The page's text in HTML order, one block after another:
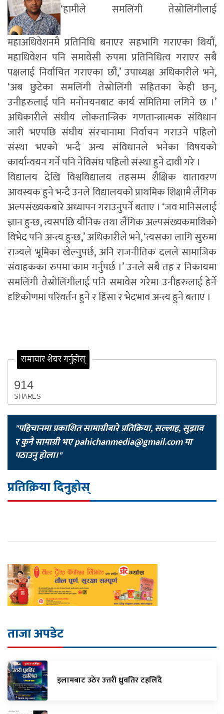
‘हामीले समलिंगी तेस्रोलिंगीलाई
महाअधिवेशनमै प्रतिनिधि बनाएर सहभागि गराएका थियौं,
महाधिवेशन पनि समावेसी रुपमा प्रतिनिधित्व गराएर सबै
पक्षलाई निर्वाचित गराएका छौं,’ उपाध्यक्ष अधिकारीले भने,
‘अब छुटेका समलिंगी तेस्रोलिंगी सहितका केही छन्,
उनीहरुलाई पनि मनोनयनबाट कार्य समितिमा लगिने छ ।’
अधिकारीले संघीय लोकतान्त्रिक गणतान्त्रात्मक संविधान
जारी भएपछि संघीय संरचानामा निर्वाचन गराउने पहिलो
संस्था भएको भन्दै अन्य संविधानले भनेका विषयको
कार्यान्वयन गर्ने पनि नेविसंघ पहिलो संस्था हुने दावी गरे ।
विद्यालय देखि विश्वविद्यालय तहसम्म शैक्षिक वातावरण
आवस्यक हुने भन्दै उनले विद्यालयको प्राथमिक शिक्षामै लैंगिक
अल्पसंख्यकबारे अध्यापन गराउनुपर्ने बताए । ‘जव मानिसलाई
ज्ञान हुन्छ, त्यसपछि यौनिक तथा लैंगिक अल्पसंख्यकमाथिको
विभेद पनि अन्त्य हुन्छ,’ अधिकारीले भने, ‘त्यसका लागि सुरुमा
राज्यले भूमिका खेल्नुपर्छ, अनि राजनीतिक दलले सामाजिक
संवाहकका रुपमा काम गर्नुपर्छ ।’ उनले सबै तह र निकायमा
समलिंगी तेस्रोलिंगीलाई पनि समावेस गरेमा उनीहरुलाई हेर्ने
दृष्टिकोणमा परिवर्तन हुने र हिंसा र भेदभाव अन्त्य हुने बताए ।
समाचार शेयर गर्नुहोस्
914
SHARES
"पहिचानमा प्रकाशित सामाग्रीबारे प्रतिक्रिया, सल्लाह, सुझाव
र कुनै सामाग्री भएpahichanmedia@gmail.comमा
पठाउनु होला।"
प्रतिक्रिया दिनुहोस्
ताजा अपडेट
इलामबाट उठेर उत्तरी ध्रुवतिर टहलिँदै